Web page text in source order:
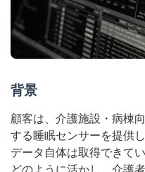
背景
顧客は、介護施設・病棟
する睡眠センサーを提供
データ自体は取得できて
どのように活かし、介護